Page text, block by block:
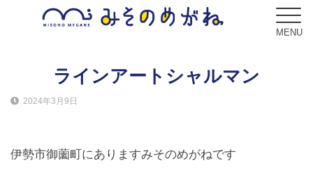
MENU
ラインアートシャルマン
2024年3月9日
伊勢市御薗町にありますみそのめがねです